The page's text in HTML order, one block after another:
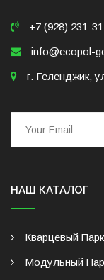
+7 (928) 231-
info@ecopol-
г. Геленджик,
НАШ КАТАЛОГ
Кварцевый
Модульный